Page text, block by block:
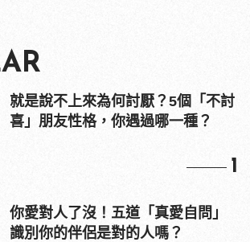
就是說不上來為何討厭？5個「不討
喜」朋友性格，你遇過哪一種？
1
你愛對人了沒！五道「真愛自問」
識別你的伴侶是對的人嗎？